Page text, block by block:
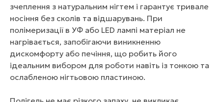
зчеплення з натуральним нігтем і гарантує тривале
носіння без сколів та відшарувань. При
полімеризації в УФ або LED лампі матеріал не
нагрівається, запобігаючи виникненню
дискомфорту або печіння, що робить його
ідеальним вибором для роботи навіть із тонкою та
ослабленою нігтьовою пластиною.